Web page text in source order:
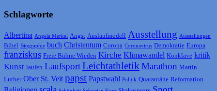
Schlagworte
Albertina Angela Merkel Angst Auslaufmodell Ausstellung Ausstellungen
Bibel Biographie buch Christentum Corona Coronavirus Demokratie Europa
franziskus Freie Bühne Wieden Kirche Klimawandel Konklave kritik
Kunst laufen LaufsportLeichtathletikMarathon Martin
Luther Ober St. Veit papst Papstwahl Politik Quarantäne Reformation